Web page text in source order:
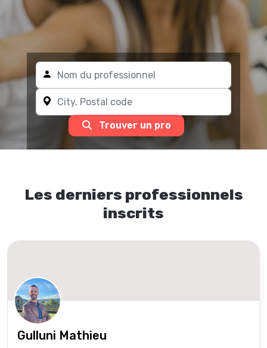
Trouver un pro
Les derniers professionnels
inscrits
Gulluni Mathieu